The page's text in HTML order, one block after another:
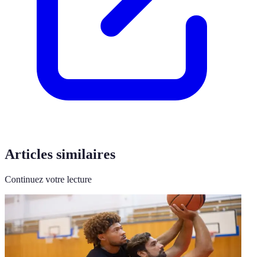
Articles similaires
Continuez votre lecture